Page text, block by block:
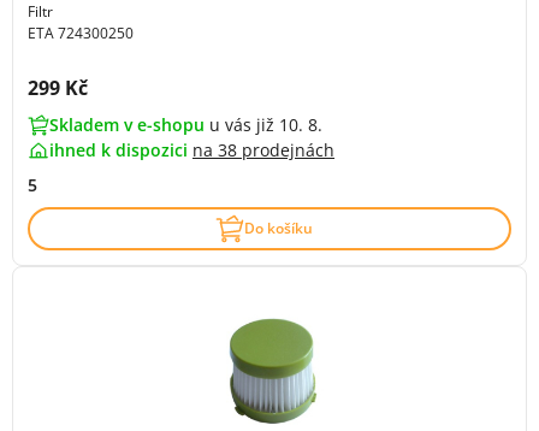
Filtr
ETA 724300250
Cena s DPH:
299 Kč
Skladem v e-shopu u vás již 10. 8.
ihned k dispozici na 38 prodejnách
5
Do košíku